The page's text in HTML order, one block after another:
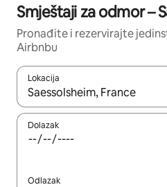
Smještaji za odmor –
Pronađite i rezervirajte
Airbnbu
Lokacija
Kada budu dostupni rezultati,
Dolazak
Odlazak